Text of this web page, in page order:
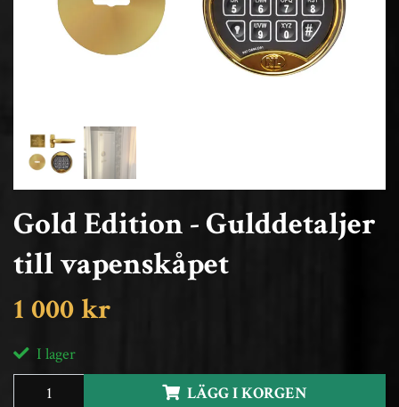
Gold Edition - Gulddetaljer
till vapenskåpet
1 000 kr
I lager
LÄGG I KORGEN